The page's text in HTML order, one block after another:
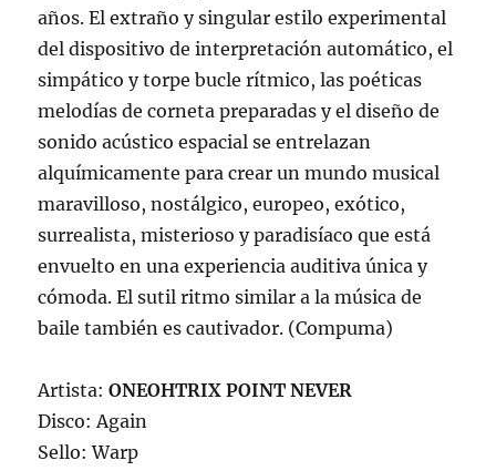
años. El extraño y singular estilo experimental
del dispositivo de interpretación automático, el
simpático y torpe bucle rítmico, las poéticas
melodías de corneta preparadas y el diseño de
sonido acústico espacial se entrelazan
alquímicamente para crear un mundo musical
maravilloso, nostálgico, europeo, exótico,
surrealista, misterioso y paradisíaco que está
envuelto en una experiencia auditiva única y
cómoda. El sutil ritmo similar a la música de
baile también es cautivador. (Compuma)
Artista:ONEOHTRIX POINT NEVER
Disco: Again
Sello: Warp